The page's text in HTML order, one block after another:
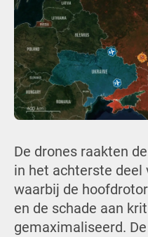
De drones raakten
in het achterste deel
waarbij de
en de schade aan
gemaximaliseerd.